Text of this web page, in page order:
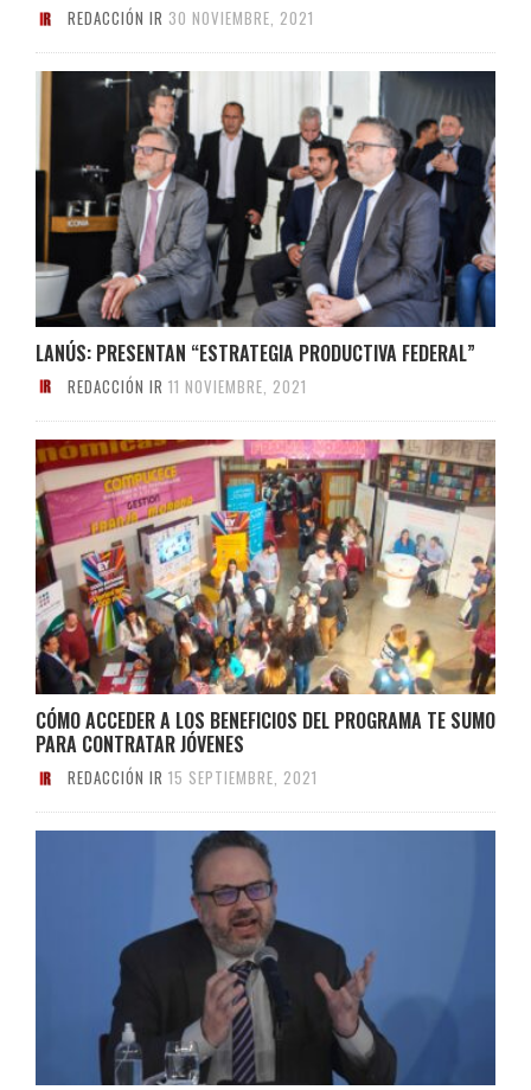
REDACCIÓN IR 30 NOVIEMBRE, 2021
LANÚS: PRESENTAN “ESTRATEGIA PRODUCTIVA FEDERAL”
REDACCIÓN IR 11 NOVIEMBRE, 2021
CÓMO ACCEDER A LOS BENEFICIOS DEL PROGRAMA TE SUMO
PARA CONTRATAR JÓVENES
REDACCIÓN IR 15 SEPTIEMBRE, 2021